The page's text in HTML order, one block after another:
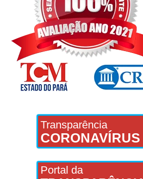
Transparência
CORONAVÍRUS
Portal da